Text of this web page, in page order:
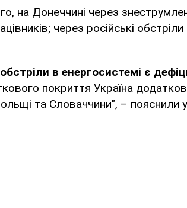
на Донеччині через
через російські
в енергосистемі є
покриття Україна
та Словаччини", – пояснили у